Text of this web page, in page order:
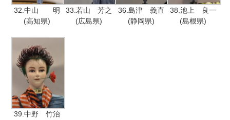
32.中山 明
(高知県)
33.若山 芳之
(広島県)
36.島津 義直
(静岡県)
38.池上 良一
(島根県)
39.中野 竹治